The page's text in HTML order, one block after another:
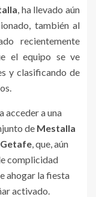
, ha llevado aún
también al
recientemente
el equipo se ve
y clasificando de
acceder a una
de Mestalla
Getafe, que, aún
complicidad
ahogar la fiesta
activado.